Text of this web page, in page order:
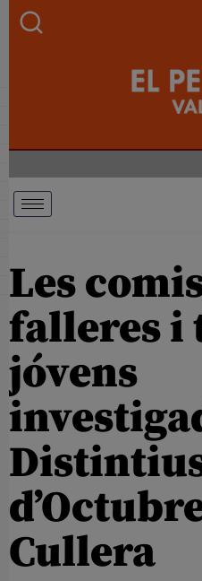
Les
falleres i
jóvens
Cullera